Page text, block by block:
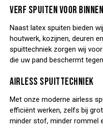
VERF SPUITEN VOOR
Naast latex spuiten bieden
houtwerk, kozijnen, deuren
spuittechniek zorgen wij
die uw pand beschermt
AIRLESS SPUITTECHNIEK
Met onze moderne airless
efficiënt werken, zelfs bij
minder stof, minder rommel